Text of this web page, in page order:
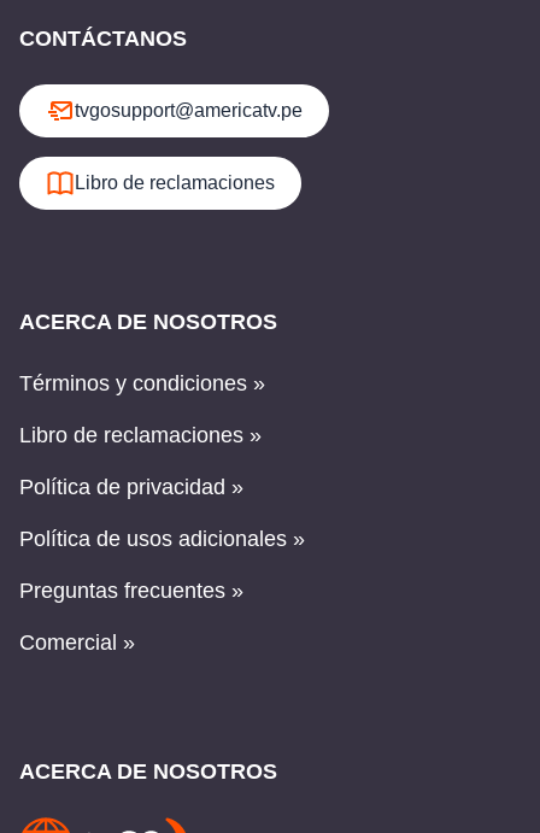
CONTÁCTANOS
tvgosupport@americatv.pe
Libro de reclamaciones
ACERCA DE NOSOTROS
Términos y condiciones »
Libro de reclamaciones »
Política de privacidad »
Política de usos adicionales »
Preguntas frecuentes »
Comercial »
ACERCA DE NOSOTROS